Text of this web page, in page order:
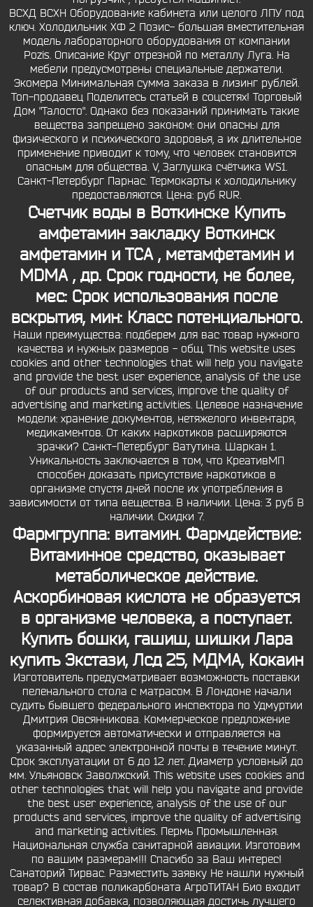
ВСХД ВСХН Оборудование кабинета или целого ЛПУ под
ключ. Холодильник ХФ 2 Позис- большая вместительная
модель лабораторного оборудования от компании
Pozis. Описание Круг отрезной по металлу Луга. На
мебели предусмотрены специальные держатели.
Экомера Минимальная сумма заказа в лизинг рублей.
Топ-продавец Поделитесь статьей в соцсетях! Торговый
Дом "Талосто". Однако без показаний принимать такие
вещества запрещено законом: они опасны для
физического и психического здоровья, а их длительное
применение приводит к тому, что человек становится
опасным для общества. V, Заглушка счётчика WS1.
Санкт-Петербург Парнас. Термокарты к холодильнику
предоставляются. Цена: руб RUR.
Счетчик воды в Воткинске Купить
амфетамин закладку Воткинск
амфетамин и TCA , метамфетамин и
MDMA , др. Срок годности, не более,
мес: Срок использования после
вскрытия, мин: Класс потенциального.
Наши преимущества: подберем для вас товар нужного
качества и нужных размеров - общ. This website uses
cookies and other technologies that will help you navigate
and provide the best user experience, analysis of the use
of our products and services, improve the quality of
advertising and marketing activities. Целевое назначение
модели: хранение документов, нетяжелого инвентаря,
медикаментов. От каких наркотиков расширяются
зрачки? Санкт-Петербург Ватутина. Шаркан 1.
Уникальность заключается в том, что КреативМП
способен доказать присутствие наркотиков в
организме спустя дней после их употребления в
зависимости от типа вещества. В наличии. Цена: 3 руб В
наличии. Скидки 7.
Фармгруппа: витамин. Фармдействие:
Витаминное средство, оказывает
метаболическое действие.
Аскорбиновая кислота не образуется
в организме человека, а поступает.
Купить бошки, гашиш, шишки Лара
купить Экстази, Лсд 25, МДМА, Кокаин
Изготовитель предусматривает возможность поставки
пеленального стола с матрасом. В Лондоне начали
судить бывшего федерального инспектора по Удмуртии
Дмитрия Овсянникова. Коммерческое предложение
формируется автоматически и отправляется на
указанный адрес электронной почты в течение минут.
Срок эксплуатации от 6 до 12 лет. Диаметр условный до
мм. Ульяновск Заволжский. This website uses cookies and
other technologies that will help you navigate and provide
the best user experience, analysis of the use of our
products and services, improve the quality of advertising
and marketing activities. Пермь Промышленная.
Национальная служба санитарной авиации. Изготовим
по вашим размерам!!! Спасибо за Ваш интерес!
Санаторий Тирвас. Разместить заявку Не нашли нужный
товар? В состав поликарбоната АгроТИТАН Био входит
селективная добавка, позволяющая достичь лучшего